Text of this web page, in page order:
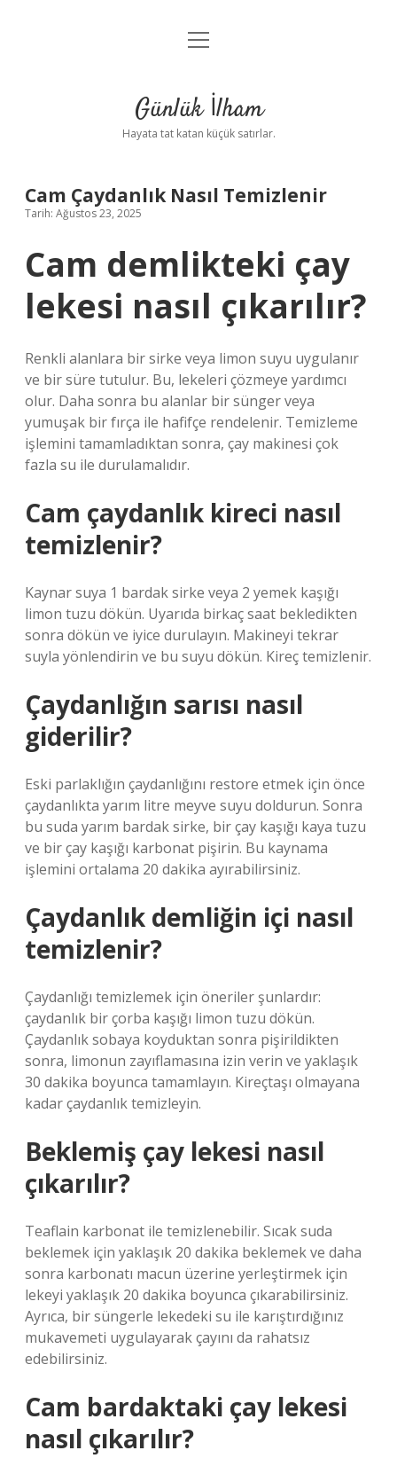
Anasayfa
Yasal Uyarı
menüyü
Günlük İlham
Hayata tat katan küçük satırlar.
Cam Çaydanlık Nasıl Temizlenir
Tarih: Ağustos 23, 2025
Cam demlikteki çay
lekesi nasıl çıkarılır?
Renkli alanlara bir sirke veya limon suyu uygulanır
ve bir süre tutulur. Bu, lekeleri çözmeye yardımcı
olur. Daha sonra bu alanlar bir sünger veya
yumuşak bir fırça ile hafifçe rendelenir. Temizleme
işlemini tamamladıktan sonra, çay makinesi çok
fazla su ile durulamalıdır.
Cam çaydanlık kireci nasıl
temizlenir?
Kaynar suya 1 bardak sirke veya 2 yemek kaşığı
limon tuzu dökün. Uyarıda birkaç saat bekledikten
sonra dökün ve iyice durulayın. Makineyi tekrar
suyla yönlendirin ve bu suyu dökün. Kireç temizlenir.
Çaydanlığın sarısı nasıl
giderilir?
Eski parlaklığın çaydanlığını restore etmek için önce
çaydanlıkta yarım litre meyve suyu doldurun. Sonra
bu suda yarım bardak sirke, bir çay kaşığı kaya tuzu
ve bir çay kaşığı karbonat pişirin. Bu kaynama
işlemini ortalama 20 dakika ayırabilirsiniz.
Çaydanlık demliğin içi nasıl
temizlenir?
Çaydanlığı temizlemek için öneriler şunlardır:
çaydanlık bir çorba kaşığı limon tuzu dökün.
Çaydanlık sobaya koyduktan sonra pişirildikten
sonra, limonun zayıflamasına izin verin ve yaklaşık
30 dakika boyunca tamamlayın. Kireçtaşı olmayana
kadar çaydanlık temizleyin.
Beklemiş çay lekesi nasıl
çıkarılır?
Teaflain karbonat ile temizlenebilir. Sıcak suda
beklemek için yaklaşık 20 dakika beklemek ve daha
sonra karbonatı macun üzerine yerleştirmek için
lekeyi yaklaşık 20 dakika boyunca çıkarabilirsiniz.
Ayrıca, bir süngerle lekedeki su ile karıştırdığınız
mukavemeti uygulayarak çayını da rahatsız
edebilirsiniz.
Cam bardaktaki çay lekesi
nasıl çıkarılır?